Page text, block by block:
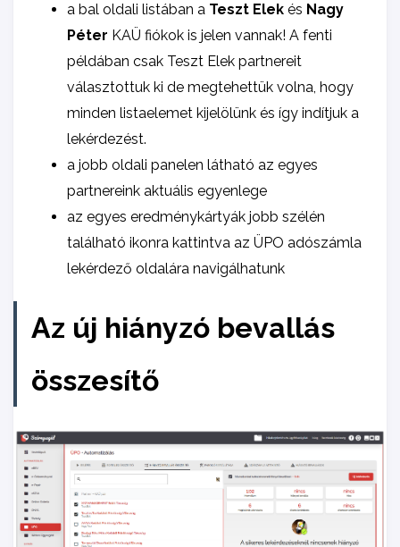
a bal oldali listában a Teszt Elek és Nagy
Péter KAÜ fiókok is jelen vannak! A fenti
példában csak Teszt Elek partnereit
választottuk ki de megtehettük volna, hogy
minden listaelemet kijelölünk és így indítjuk a
lekérdezést.
a jobb oldali panelen látható az egyes
partnereink aktuális egyenlege
az egyes eredménykártyák jobb szélén
található ikonra kattintva az ÜPO adószámla
lekérdező oldalára navigálhatunk
Az új hiányzó bevallás
összesítő